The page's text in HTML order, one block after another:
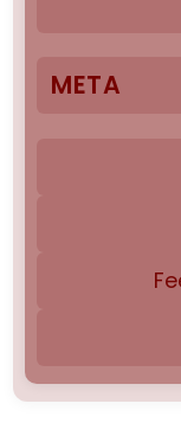
META